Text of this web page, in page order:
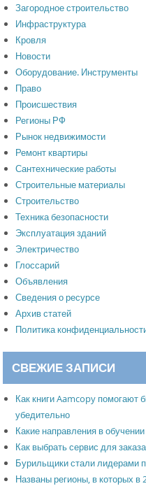
Загородное строительство
Инфраструктура
Кровля
Новости
Оборудование. Инструменты
Право
Происшествия
Регионы РФ
Рынок недвижимости
Ремонт квартиры
Сантехнические работы
Строительные материалы
Строительство
Техника безопасности
Эксплуатация зданий
Электричество
Глоссарий
Объявления
Сведения о ресурсе
Архив статей
Политика
СВЕЖИЕ ЗАПИСИ
Как книги Aamcopy помогают
убедительно
Какие направления в
Как выбрать сервис для
Бурильщики стали лидерами
Названы регионы, в которых